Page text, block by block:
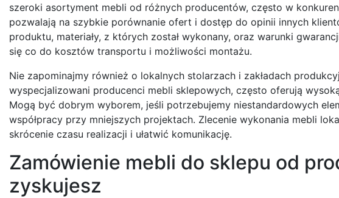
szeroki asortyment mebli od różnych producentów, często w
pozwalają na szybkie porównanie ofert i dostęp do opinii innych
produktu, materiały, z których został wykonany, oraz warunki
się co do kosztów transportu i możliwości montażu.
Nie zapominajmy również o lokalnych stolarzach i zakładach
wyspecjalizowani producenci mebli sklepowych, często oferują
Mogą być dobrym wyborem, jeśli potrzebujemy niestandardowych
współpracy przy mniejszych projektach. Zlecenie wykonania mebli
skrócenie czasu realizacji i ułatwić komunikację.
Zamówienie mebli do sklepu od
zyskujesz